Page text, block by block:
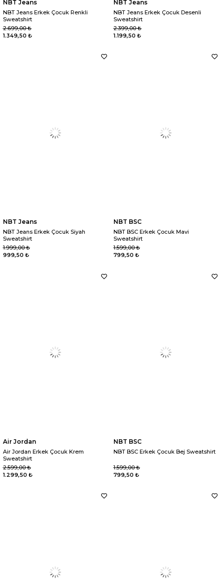
NBT Jeans
NBT Jeans Erkek Çocuk Renkli
Sweatshirt
1.349,50 ₺
2.699,00 ₺
NBT Jeans
NBT Jeans Erkek Çocuk Desenli
Sweatshirt
1.199,50 ₺
2.399,00 ₺
NBT Jeans
NBT Jeans Erkek Çocuk Siyah
Sweatshirt
999,50 ₺
1.999,00 ₺
NBT BSC
NBT BSC Erkek Çocuk Mavi
Sweatshirt
799,50 ₺
1.599,00 ₺
Air Jordan
Air Jordan Erkek Çocuk Krem
Sweatshirt
1.299,50 ₺
2.599,00 ₺
NBT BSC
NBT BSC Erkek Çocuk Bej Sweatshirt
799,50 ₺
1.599,00 ₺